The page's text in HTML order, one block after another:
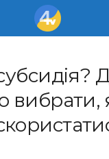
вибрати,